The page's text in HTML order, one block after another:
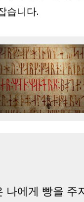
습니다.
나에게 빵을 주